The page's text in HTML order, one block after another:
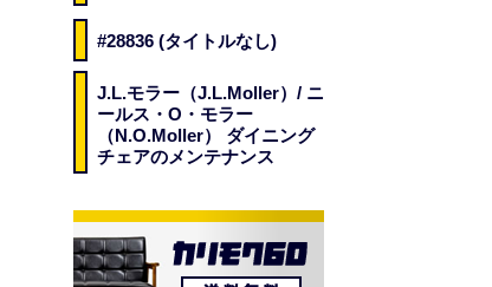
#28836 (タイトルなし)
J.L.モラー（J.L.Moller）/ ニ
ールス・O・モラー
（N.O.Moller） ダイニング
チェアのメンテナンス